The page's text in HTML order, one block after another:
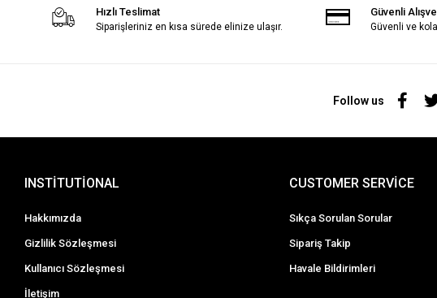
Hızlı Teslimat
Siparişleriniz en kısa sürede elinize ulaşır.
Güvenli
Güvenli ve
Follow us
INSTİTUTİONAL
Hakkımızda
Gizlilik Sözleşmesi
Kullanıcı Sözleşmesi
İletişim
CUSTOMER SERVİCE
Sıkça Sorulan Sorular
Sipariş Takip
Havale Bildirimleri